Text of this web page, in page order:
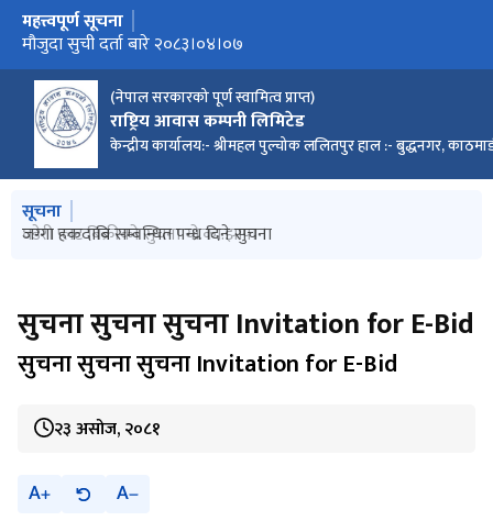
(नेपाल सरकारको पूर्ण स्वामित्व प्राप्त)
राष्ट्रिय आवास कम्पनी लिमिटेड
केन्द्रीय कार्यालय:- श्रीमहल पुल्चोक ललितपुर हाल :- बुद्धनगर,
मुख्य नेभिगेसनमा जानुहोस्
महत्त्वपूर्ण सूचना
मौजुदा सुची दर्ता बारे २०८३।०४।०७
मुख्य नेभिगेसनमा जानुहोस्
सूचना
घडेरी पल्टको रकम बुझाउने ३५ दिने सुचना योजना कार्यालय नवलपरासी
जग्गा हकदाबि सम्बन्धित पन्ध्र दिने सुचना
घडेरी प्लट बिक्रीको सुचना यो.का.झापा ।
घडेरी विक्रीको बोलपत्रहरु रद्द गरिएको सुचना
सुचना सुचना सुचना Invitation for E-Bid
सुचना सुचना सुचना Invitation for E-Bid
२३ असोज, २०८१
A A